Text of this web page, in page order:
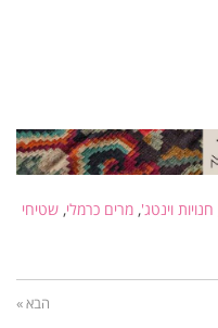
חנויות וינטג', מרים כרמלי, שטיחי
הבא »